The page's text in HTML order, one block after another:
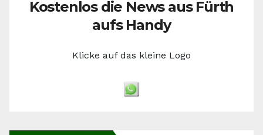
Kostenlos die News aus Fürth
aufs Handy
Klicke auf das kleine Logo